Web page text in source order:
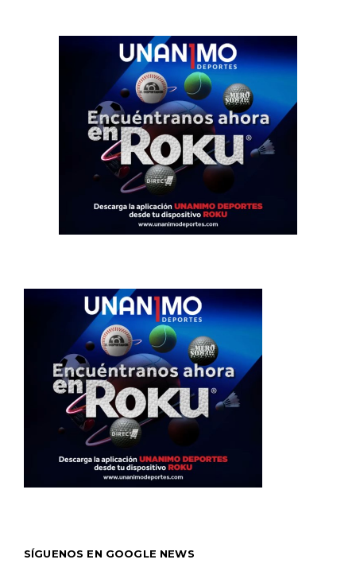
SÍGUENOS EN GOOGLE NEWS